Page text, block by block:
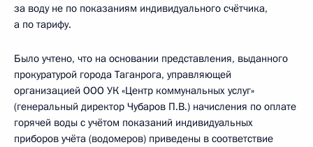
за воду не по показаниям индивидуального счётчика,
а по тарифу.
Было учтено, что на основании представления, выданного
прокуратурой города Таганрога, управляющей
организацией ООО УК «Центр коммунальных услуг»
(генеральный директор Чубаров П.В.) начисления по оплате
горячей воды с учётом показаний индивидуальных
приборов учёта (водомеров) приведены в соответствие